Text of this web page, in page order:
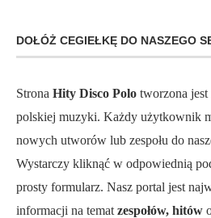
DOŁÓŻ CEGIEŁKĘ DO NASZEGO
Strona Hity Disco Polo tworzona
polskiej muzyki. Każdy użytkownik
nowych utworów lub zespołu do
Wystarczy kliknąć w odpowiednią
prosty formularz. Nasz portal jest
informacji na tematzespołów, hitów